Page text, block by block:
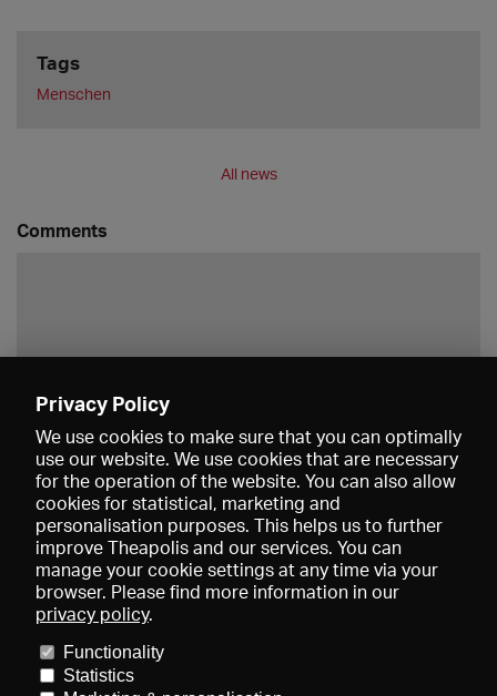
Tags
Menschen
All news
Comments
About us
Imprint
Privacy Policy
We use cookies to make sure that you can optimally
use our website. We use cookies that are necessary
for the operation of the website. You can also allow
cookies for statistical, marketing and
personalisation purposes. This helps us to further
improve Theapolis and our services. You can
manage your cookie settings at any time via your
browser. Please find more information in our
privacy policy.
Functionality
Statistics